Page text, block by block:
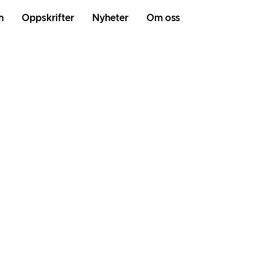
Oppskrifter Nyheter Om oss